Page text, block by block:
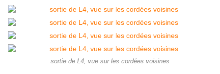
sortie de L4, vue sur les cordées voisines